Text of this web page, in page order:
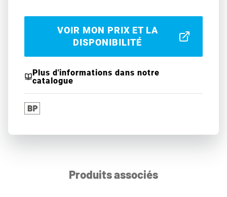
VOIR MON PRIX ET LA
DISPONIBILITÉ
Plus d'informations dans notre
catalogue
Produits associés